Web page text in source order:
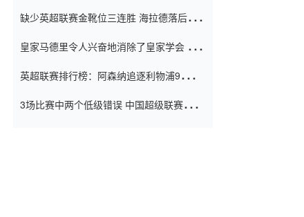
窗口
缺少英超联赛金靴位三连胜 海拉德落后6球
皇家马德里令人兴奋地消除了皇家学会 安
英超联赛排行榜：阿森纳追逐利物浦9分 曼
3场比赛中两个低级错误 中国超级联赛的前